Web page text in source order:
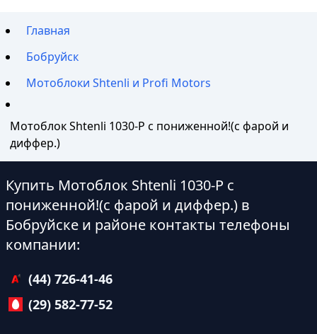
Главная
Бобруйск
Мотоблоки Shtenli и Profi Motors
Мотоблок Shtenli 1030-P с пониженной!(с фарой и
диффер.)
Купить Мотоблок Shtenli 1030-P с
пониженной!(с фарой и диффер.) в
Бобруйске и районе контакты телефоны
компании:
(44) 726-41-46
(29) 582-77-52